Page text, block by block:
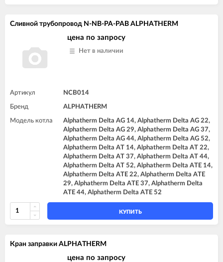
Сливной трубопровод N-NB-PA-PAB ALPHATHERM
цена по запросу
Нет в наличии
Артикул NCB014
Бренд ALPHATHERM
Модель котла
Alphatherm Delta AG 14, Alphatherm Delta AG 22,
Alphatherm Delta AG 29, Alphatherm Delta AG 37,
Alphatherm Delta AG 44, Alphatherm Delta AG 52,
Alphatherm Delta AT 14, Alphatherm Delta AT 22,
Alphatherm Delta AT 37, Alphatherm Delta AT 44,
Alphatherm Delta AT 52, Alphatherm Delta ATE 14,
Alphatherm Delta ATE 22, Alphatherm Delta ATE
29, Alphatherm Delta ATE 37, Alphatherm Delta
ATE 44, Alphatherm Delta ATE 52
КУПИТЬ
Кран заправки ALPHATHERM
цена по запросу